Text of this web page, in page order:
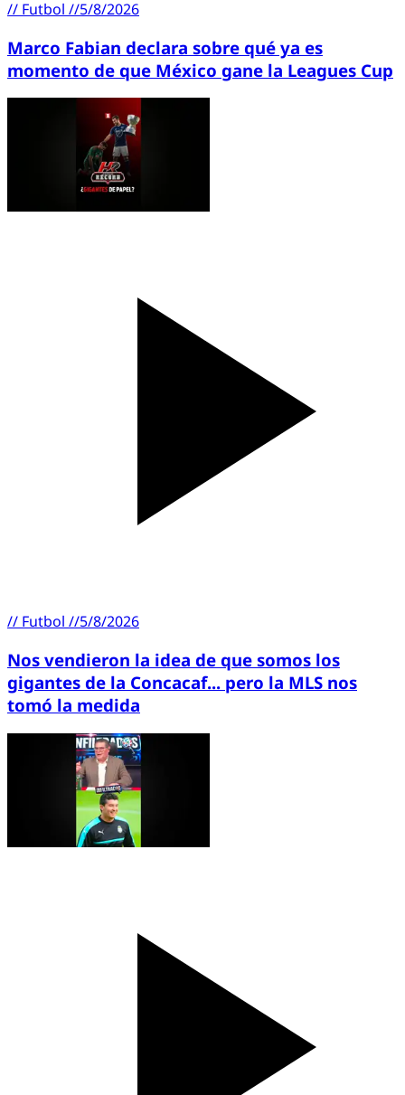
// Futbol //5/8/2026
Marco Fabian declara sobre qué ya es
momento de que México gane la Leagues Cup
// Futbol //5/8/2026
Nos vendieron la idea de que somos los
gigantes de la Concacaf... pero la MLS nos
tomó la medida